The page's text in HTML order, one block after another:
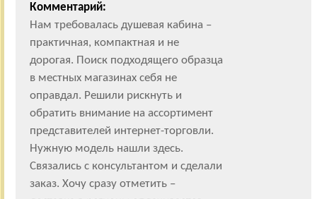
Комментарий:
Нам требовалась душевая кабина –
практичная, компактная и не
дорогая. Поиск подходящего образца
в местных магазинах себя не
оправдал. Решили рискнуть и
обратить внимание на ассортимент
представителей интернет-торговли.
Нужную модель нашли здесь.
Связались с консультантом и сделали
заказ. Хочу сразу отметить –